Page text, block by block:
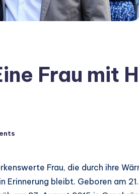
Frau mit
Frau, die durch ihre
bleibt. Geboren am